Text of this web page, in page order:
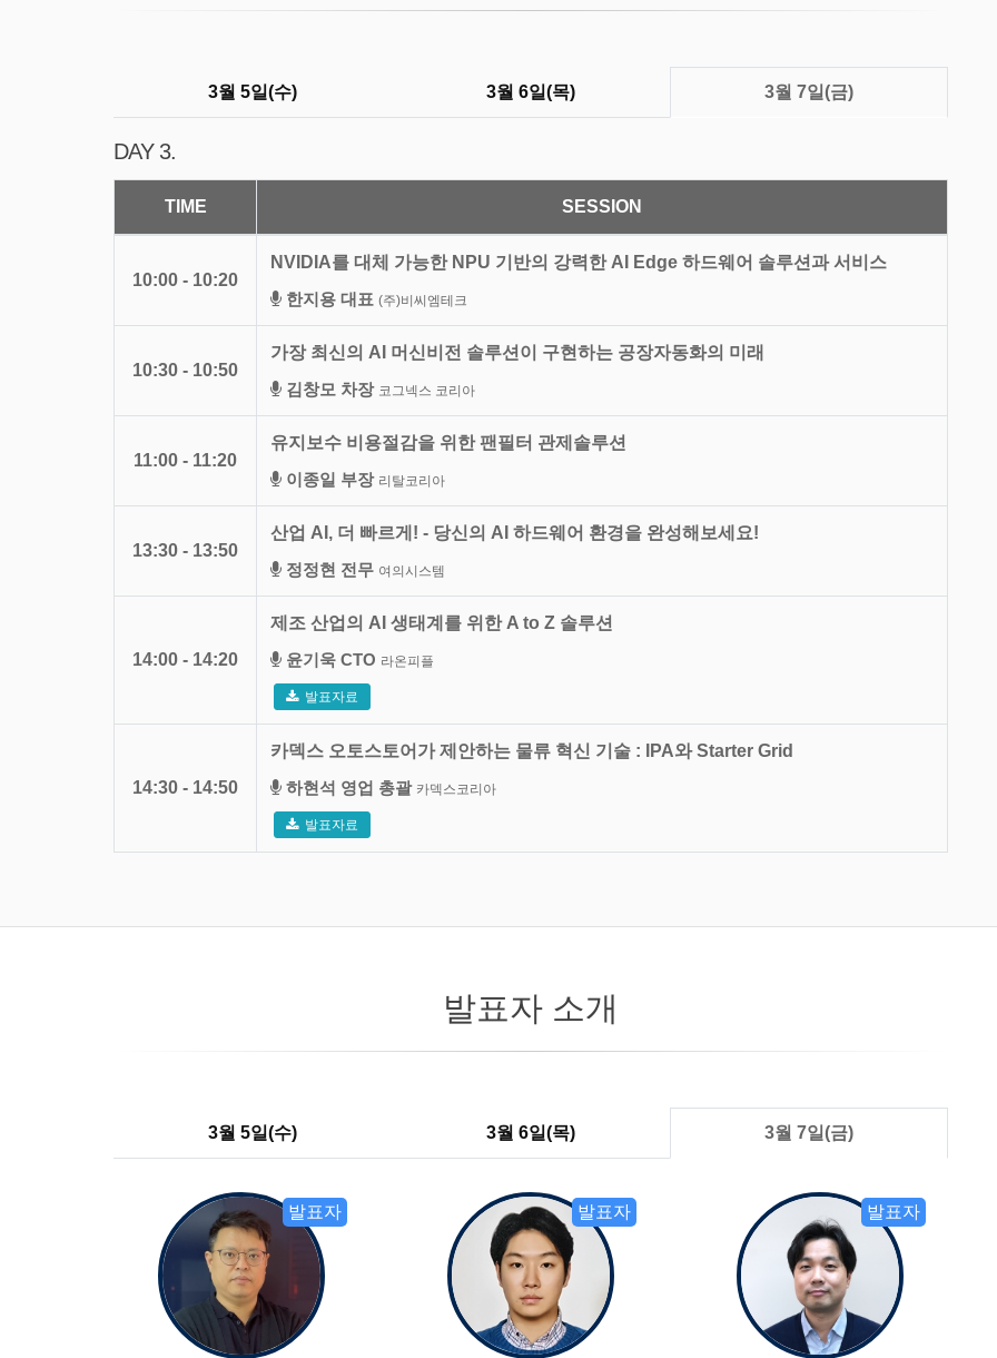
3월 5일(수) 3월 6일(목) 3월 7일(금)
DAY 3.
TIME SESSION
10:00 - 10:20
NVIDIA를 대체 가능한 NPU 기반의 강력한 AI Edge 하드웨어 솔루션과 서비스
한지용 대표 (주)비씨엠테크
10:30 - 10:50
가장 최신의 AI 머신비전 솔루션이 구현하는 공장자동화의 미래
김창모 차장 코그넥스 코리아
11:00 - 11:20
유지보수 비용절감을 위한 팬필터 관제솔루션
이종일 부장 리탈코리아
13:30 - 13:50
산업 AI, 더 빠르게! - 당신의 AI 하드웨어 환경을 완성해보세요!
정정현 전무 여의시스템
14:00 - 14:20
제조 산업의 AI 생태계를 위한 A to Z 솔루션
윤기욱 CTO 라온피플
발표자료
14:30 - 14:50
카덱스 오토스토어가 제안하는 물류 혁신 기술 : IPA와 Starter Grid
하현석 영업 총괄 카덱스코리아
발표자료
발표자 소개
3월 5일(수) 3월 6일(목) 3월 7일(금)
발표자 발표자 발표자